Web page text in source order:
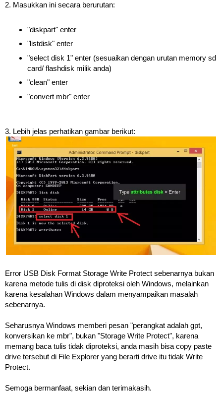
2. Masukkan ini secara berurutan:
"diskpart" enter
"listdisk" enter
"select disk 1" enter (sesuaikan dengan urutan memory sd
card/ flashdisk milik anda)
"clean" enter
"convert mbr" enter
3. Lebih jelas perhatikan gambar berikut:
Error USB Disk Format Storage Write Protect sebenarnya bukan
karena metode tulis di disk diproteksi oleh Windows, melainkan
karena kesalahan Windows dalam menyampaikan masalah
sebenarnya.
Seharusnya Windows memberi pesan "perangkat adalah gpt,
konversikan ke mbr", bukan "Storage Write Protect", karena
memang baca tulis tidak diproteksi, anda masih bisa copy paste
drive tersebut di File Explorer yang berarti drive itu tidak Write
Protect.
Semoga bermanfaat, sekian dan terimakasih.